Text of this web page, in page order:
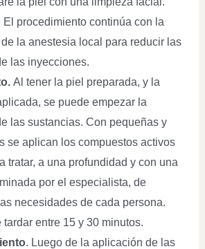
El procedimiento continúa con la
la anestesia local para reducir las
las inyecciones.
Al tener la piel preparada, y la
se puede empezar la
las sustancias. Con pequeñas y
se aplican los compuestos activos
tratar, a una profundidad y con una
por el especialista, de
necesidades de cada persona.
tardar entre 15 y 30 minutos.
. Luego de la aplicación de las